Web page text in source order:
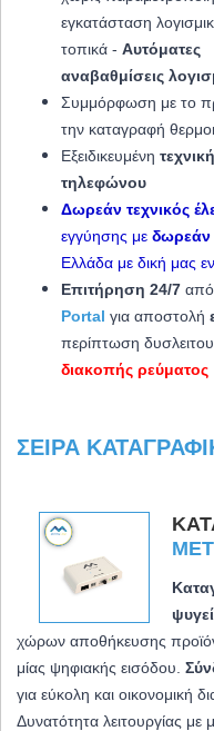
εγκατάσταση
τοπικά - Αυτόματες
αναβαθμίσεις
Συμμόρφωση με το
την καταγραφή
Εξειδικευμένη
τηλεφώνου
Δωρεάν τεχνικός
εγγύησης με δωρεάν
Ελλάδα με δική μας
Επιτήρηση 24/7
Portal για αποστολή
περίπτωση
διακοπής ρεύματος
ΣΕΙΡΆ
χώρων αποθήκευσης
μίας ψηφιακής εισόδου.
για εύκολη και οικονομική
Δυνατότητα λειτουργίας με